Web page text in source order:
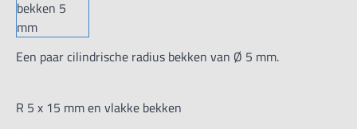
Een paar cilindrische radius bekken van Ø 5 mm.
R 5 x 15 mm en vlakke bekken